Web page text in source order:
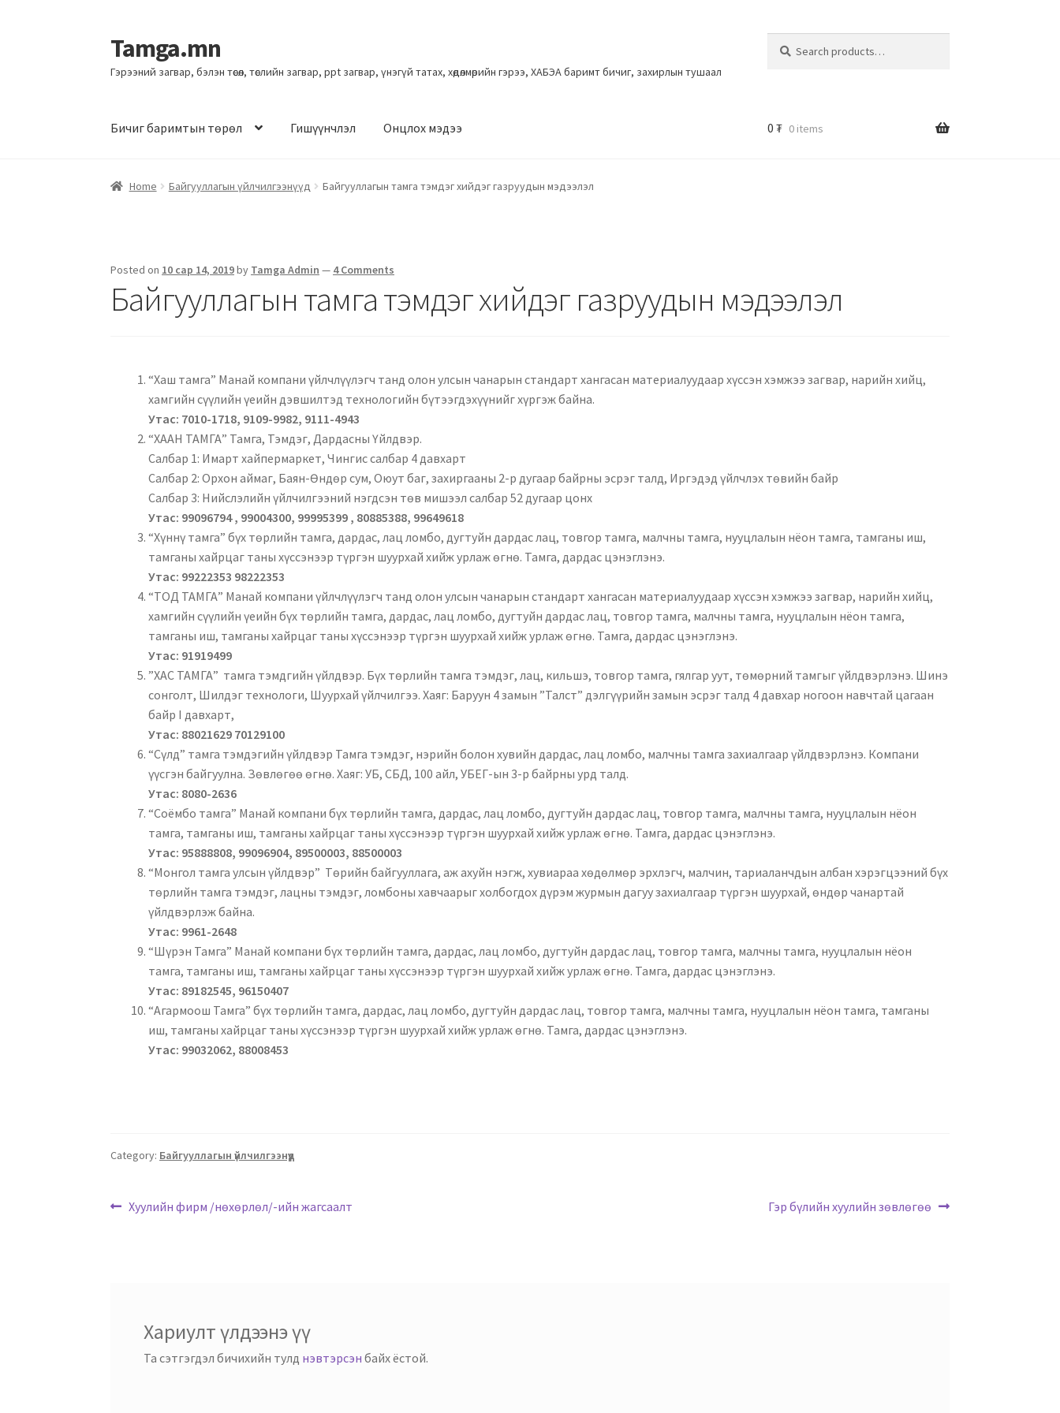
Tamga.mn
Гэрээний загвар, бэлэн төсөл, төслийн загвар, ppt загвар, үнэгүй татах, хөдөлмөрийн гэрээ, ХАБЭА баримт бичиг, захирлын тушаал
Бичиг баримтын төрөл Гишүүнчлэл Онцлох мэдээ 0 ₮ 0 items
Home Байгууллагын үйлчилгээнүүд Байгууллагын тамга тэмдэг хийдэг газруудын мэдээлэл
Posted on 10 сар 14, 2019by Tamga Admin — 4 Comments
Байгууллагын тамга тэмдэг хийдэг газруудын мэдээлэл
“Хаш тамга” Манай компани үйлчлүүлэгч танд олон улсын чанарын стандарт хангасан материалуудаар хүссэн хэмжээ загвар, нарийн хийц,
хамгийн сүүлийн үеийн дэвшилтэд технологийн бүтээгдэхүүнийг хүргэж байна.
Утас: 7010-1718, 9109-9982, 9111-4943
“ХААН ТАМГА” Тамга, Тэмдэг, Дардасны Үйлдвэр.
Салбар 1: Имарт хайпермаркет, Чингис салбар 4 давхарт
Салбар 2: Орхон аймаг, Баян-Өндөр сум, Оюут баг, захиргааны 2-р дугаар байрны эсрэг талд, Иргэдэд үйлчлэх төвийн байр
Салбар 3: Нийслэлийн үйлчилгээний нэгдсэн төв мишээл салбар 52 дугаар цонх
Утас: 99096794 , 99004300, 99995399 , 80885388, 99649618
“Хүннү тамга” бүх төрлийн тамга, дардас, лац ломбо, дугтуйн дардас лац, товгор тамга, малчны тамга, нууцлалын нёон тамга, тамганы иш,
тамганы хайрцаг таны хүссэнээр түргэн шуурхай хийж урлаж өгнө. Тамга, дардас цэнэглэнэ.
Утас: 99222353 98222353
“ТОД ТАМГА” Манай компани үйлчлүүлэгч танд олон улсын чанарын стандарт хангасан материалуудаар хүссэн хэмжээ загвар, нарийн хийц,
хамгийн сүүлийн үеийн бүх төрлийн тамга, дардас, лац ломбо, дугтуйн дардас лац, товгор тамга, малчны тамга, нууцлалын нёон тамга,
тамганы иш, тамганы хайрцаг таны хүссэнээр түргэн шуурхай хийж урлаж өгнө. Тамга, дардас цэнэглэнэ.
Утас: 91919499
”ХАС ТАМГА” тамга тэмдгийн үйлдвэр. Бүх төрлийн тамга тэмдэг, лац, кильшэ, товгор тамга, гялгар уут, төмөрний тамгыг үйлдвэрлэнэ. Шинэ
сонголт, Шилдэг технологи, Шуурхай үйлчилгээ. Хаяг: Баруун 4 замын ”Талст” дэлгүүрийн замын эсрэг талд 4 давхар ногоон навчтай цагаан
байр I давхарт,
Утас: 88021629 70129100
“Сүлд” тамга тэмдэгийн үйлдвэр Тамга тэмдэг, нэрийн болон хувийн дардас, лац ломбо, малчны тамга захиалгаар үйлдвэрлэнэ. ️Компани
үүсгэн байгуулна. Зөвлөгөө өгнө. Хаяг: УБ, СБД, 100 айл, УБЕГ-ын 3-р байрны урд талд.
Утас: 8080-2636
“Соёмбо тамга” Манай компани бүх төрлийн тамга, дардас, лац ломбо, дугтуйн дардас лац, товгор тамга, малчны тамга, нууцлалын нёон
тамга, тамганы иш, тамганы хайрцаг таны хүссэнээр түргэн шуурхай хийж урлаж өгнө. Тамга, дардас цэнэглэнэ.
Утас: 95888808, 99096904, 89500003, 88500003
“Монгол тамга улсын үйлдвэр” Төрийн байгууллага, аж ахуйн нэгж, хувиараа хөдөлмөр эрхлэгч, малчин, тариаланчдын албан хэрэгцээний бүх
төрлийн тамга тэмдэг, лацны тэмдэг, ломбоны хавчаарыг холбогдох дүрэм журмын дагуу захиалгаар түргэн шуурхай, өндөр чанартай
үйлдвэрлэж байна.
Утас: 9961-2648
“Шүрэн Тамга” Манай компани бүх төрлийн тамга, дардас, лац ломбо, дугтуйн дардас лац, товгор тамга, малчны тамга, нууцлалын нёон
тамга, тамганы иш, тамганы хайрцаг таны хүссэнээр түргэн шуурхай хийж урлаж өгнө. Тамга, дардас цэнэглэнэ.
Утас: 89182545, 96150407
“Агармоош Тамга” бүх төрлийн тамга, дардас, лац ломбо, дугтуйн дардас лац, товгор тамга, малчны тамга, нууцлалын нёон тамга, тамганы
иш, тамганы хайрцаг таны хүссэнээр түргэн шуурхай хийж урлаж өгнө. Тамга, дардас цэнэглэнэ.
Утас: 99032062, 88008453
Category: Байгууллагын үйлчилгээнүүд
Хуулийн фирм /нөхөрлөл/-ийн жагсаалт Гэр бүлийн хуулийн зөвлөгөө
Хариулт үлдээнэ үү
Та сэтгэгдэл бичихийн тулд нэвтэрсэн байх ёстой.